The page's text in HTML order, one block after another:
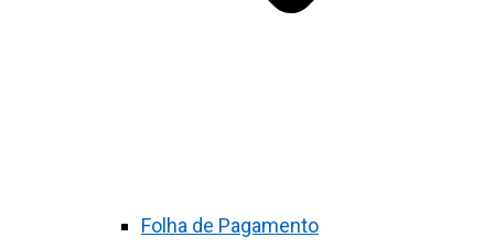
Folha de Pagamento